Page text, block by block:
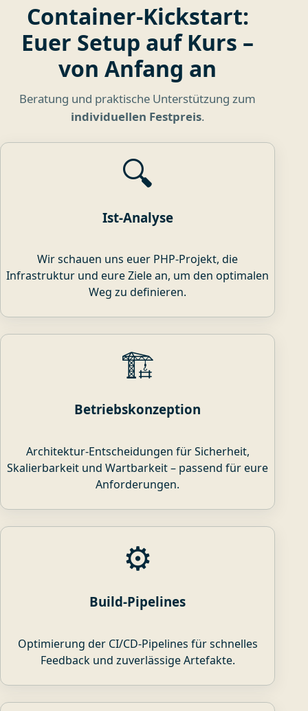
Container-Kickstart:
Euer Setup auf Kurs –
von Anfang an
Beratung und praktische Unterstützung zum
individuellen Festpreis.
🔍
Ist-Analyse
Wir schauen uns euer PHP-Projekt, die
Infrastruktur und eure Ziele an, um den optimalen
Weg zu definieren.
🏗️
Betriebskonzeption
Architektur-Entscheidungen für Sicherheit,
Skalierbarkeit und Wartbarkeit – passend für eure
Anforderungen.
⚙️
Build-Pipelines
Optimierung der CI/CD-Pipelines für schnelles
Feedback und zuverlässige Artefakte.